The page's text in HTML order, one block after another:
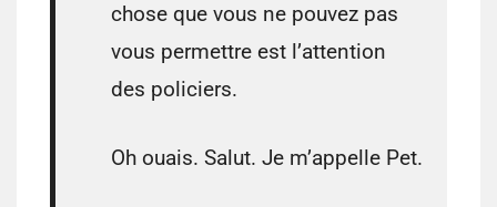
chose que vous ne pouvez pas
vous permettre est l’attention
des policiers.
Oh ouais. Salut. Je m’appelle Pet.